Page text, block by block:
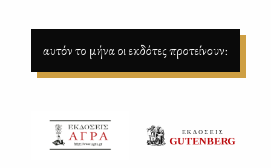
αυτόν το μήνα οι εκδότες προτείνουν: